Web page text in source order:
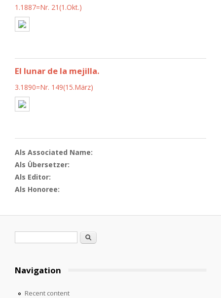
1.1887=Nr. 21(1.Okt.)
El lunar de la mejilla.
3.1890=Nr. 149(15.März)
Als Associated Name:
Als Übersetzer:
Als Editor:
Als Honoree:
Search
Navigation
Recent content